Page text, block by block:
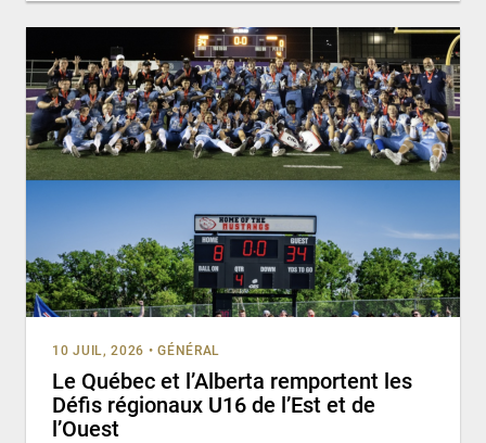
10 JUIL, 2026 • GÉNÉRAL
Le Québec et l’Alberta remportent les
Défis régionaux U16 de l’Est et de
l’Ouest